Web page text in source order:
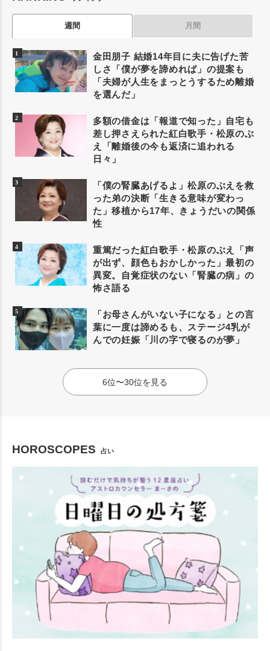
週間 月間
金田朋子 結婚14年目に夫に告げた苦
しさ「僕が夢を諦めれば」の提案も
「夫婦が人生をまっとうするため離婚
を選んだ」
多額の借金は「報道で知った」自宅も
差し押さえられた紅白歌手・松原のぶ
え「離婚後の今も返済に追われる
日々」
「僕の腎臓あげるよ」松原のぶえを救
った弟の決断「生きる意味が変わっ
た」移植から17年、きょうだいの関係
性
重篤だった紅白歌手・松原のぶえ「声
が出ず、顔色もおかしかった」最初の
異変。自覚症状のない「腎臓の病」の
怖さ語る
「お母さんがいない子になる」との言
葉に一度は諦めるも、ステージ4乳が
んでの妊娠「川の字で寝るのが夢」
6位〜30位を見る
HOROSCOPES 占い